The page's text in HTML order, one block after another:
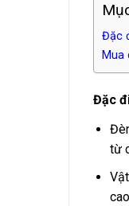
Đặc
Mua
Đặc
từ